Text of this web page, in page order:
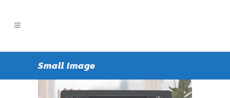
Small Image